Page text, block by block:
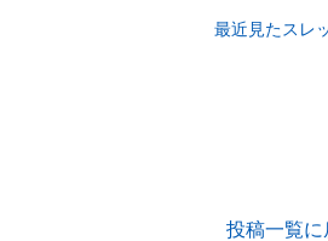
最近見たスレ
投稿一覧に